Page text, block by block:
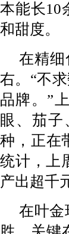
本能长10
和甜度。
在精
右。“不
品牌。”
眼、茄
种，正在
统计，上
产出超千
在叶金